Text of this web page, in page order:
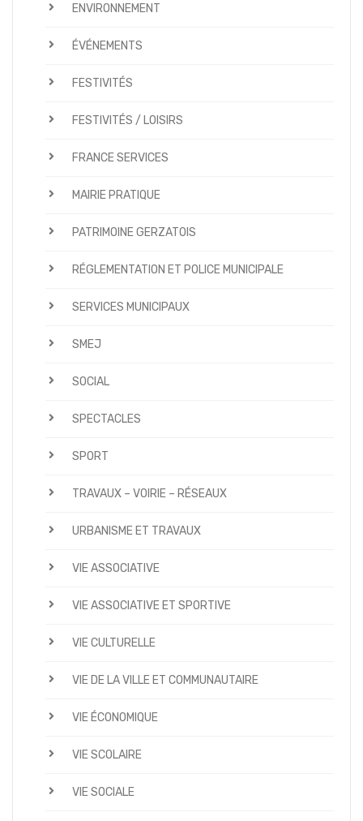
ENVIRONNEMENT
ÉVÉNEMENTS
FESTIVITÉS
FESTIVITÉS / LOISIRS
FRANCE SERVICES
MAIRIE PRATIQUE
PATRIMOINE GERZATOIS
RÉGLEMENTATION ET POLICE MUNICIPALE
SERVICES MUNICIPAUX
SMEJ
SOCIAL
SPECTACLES
SPORT
TRAVAUX – VOIRIE – RÉSEAUX
URBANISME ET TRAVAUX
VIE ASSOCIATIVE
VIE ASSOCIATIVE ET SPORTIVE
VIE CULTURELLE
VIE DE LA VILLE ET COMMUNAUTAIRE
VIE ÉCONOMIQUE
VIE SCOLAIRE
VIE SOCIALE